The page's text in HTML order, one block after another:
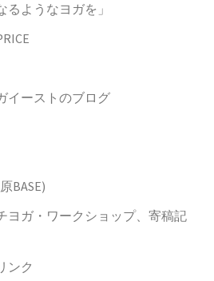
るようなヨガを」
ーストのブログ
BASE)
ヨガ・ワークショップ、寄稿記
ンク